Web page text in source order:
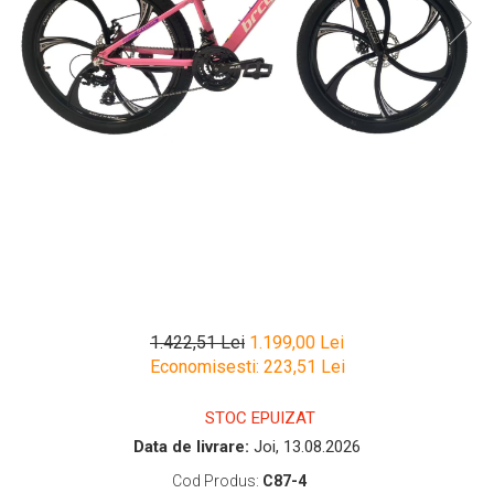
1.422,51 Lei 1.199,00 Lei
Economisesti: 223,51 Lei
STOC EPUIZAT
Data de livrare: Joi, 13.08.2026
Cod Produs: C87-4